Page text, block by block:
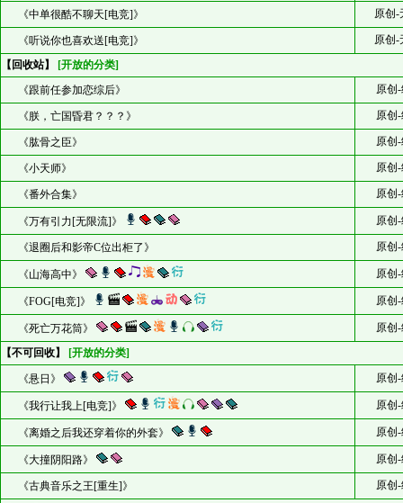
《中单很酷不聊天[电竞]》 原创-
《听说你也喜欢送[电竞]》
原创-
【回收站】
[开放的分类]
《跟前任参加恋综后》
原创
《朕，亡国昏君？？？》 原创
《肱骨之臣》 原创
《小天师》 原创
《番外合集》 原创
《万有引力[无限流]》 原创
《退圈后和影帝C位出柜了》 原创
《山海高中》 原创
《FOG[电竞]》 原创
《死亡万花筒》
原创
【不可回收】
[开放的分类]
《悬日》 原创
《我行让我上[电竞]》 原创
《离婚之后我还穿着你的外套》 原创
《大撞阴阳路》 原创
《古典音乐之王[重生]》
原创